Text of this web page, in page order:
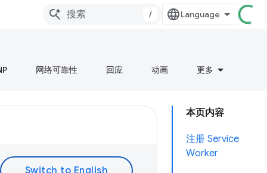
/
网络可靠性 回应 动画 更多
本页内容
注册 Service
Worker